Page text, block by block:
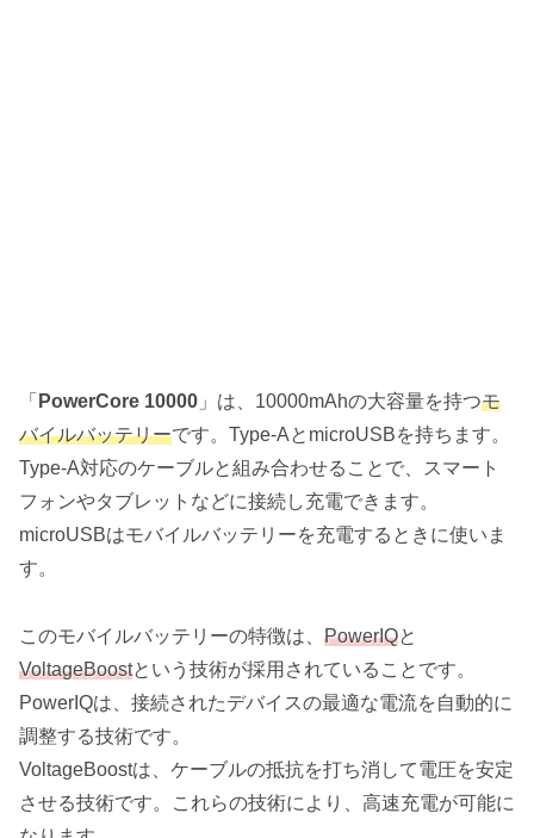
「 PowerCore 10000 」は、10000mAhの大容量を持つモ
バイルバッテリーです。Type-AとmicroUSBを持ちます。
Type-A対応のケーブルと組み合わせることで、スマート
フォンやタブレットなどに接続し充電できます。
microUSBはモバイルバッテリーを充電するときに使いま
す。
このモバイルバッテリーの特徴は、 PowerIQと
VoltageBoostという技術が採用されていることです。
PowerIQは、接続されたデバイスの最適な電流を自動的に
調整する技術です。
VoltageBoostは、ケーブルの抵抗を打ち消して電圧を安定
させる技術です。これらの技術により、高速充電が可能に